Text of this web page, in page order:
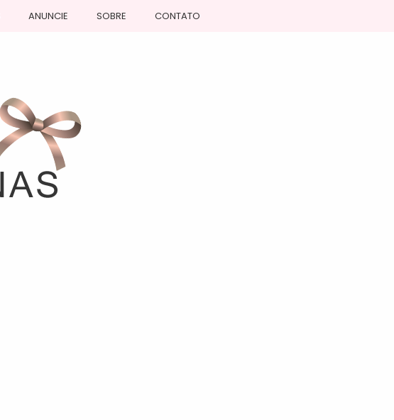
ANUNCIE SOBRE CONTATO